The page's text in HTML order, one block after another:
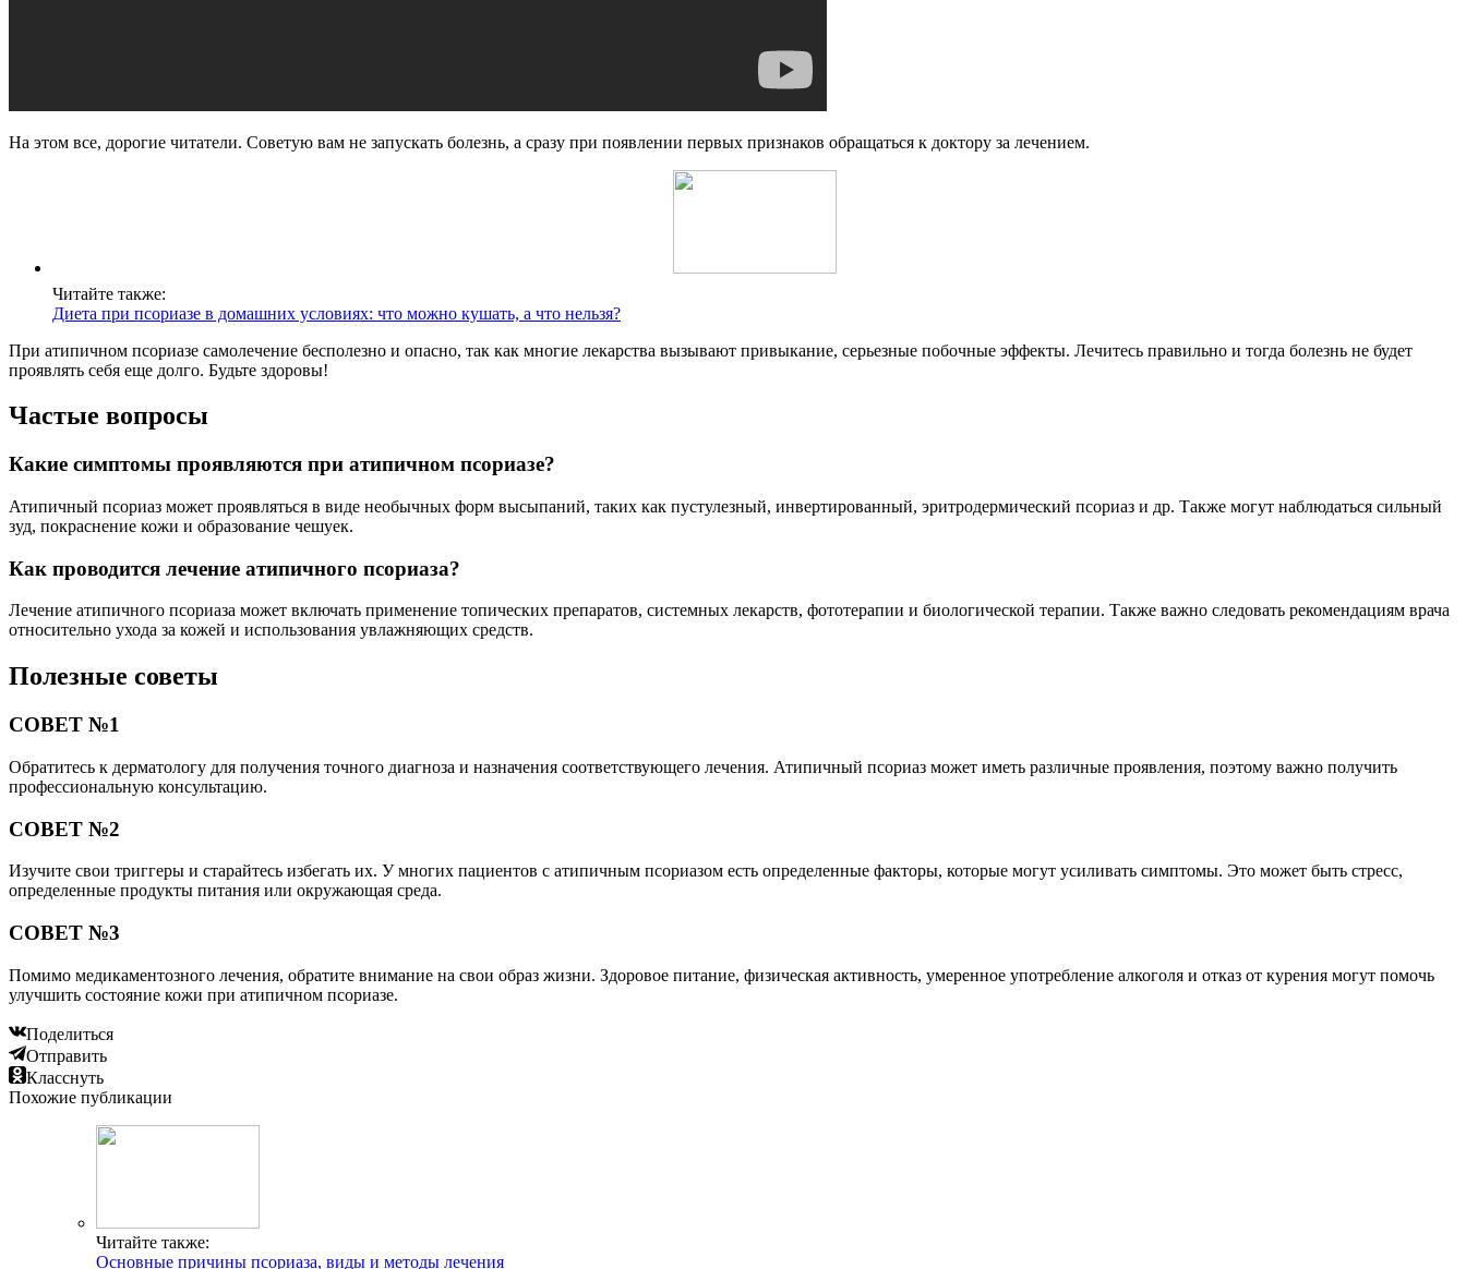
На этом все, дорогие читатели. Советую вам не запускать болезнь, а сразу при появлении первых признаков обращаться к доктору за лечением.
Читайте также:
Диета при псориазе в домашних условиях: что можно кушать, а что нельзя?
При атипичном псориазе самолечение бесполезно и опасно, так как многие лекарства вызывают привыкание, серьезные побочные эффекты. Лечитесь правильно и тогда болезнь не будет
проявлять себя еще долго. Будьте здоровы!
Частые вопросы
Какие симптомы проявляются при атипичном псориазе?
Атипичный псориаз может проявляться в виде необычных форм высыпаний, таких как пустулезный, инвертированный, эритродермический псориаз и др. Также могут наблюдаться сильный
зуд, покраснение кожи и образование чешуек.
Как проводится лечение атипичного псориаза?
Лечение атипичного псориаза может включать применение топических препаратов, системных лекарств, фототерапии и биологической терапии. Также важно следовать рекомендациям врача
относительно ухода за кожей и использования увлажняющих средств.
Полезные советы
СОВЕТ №1
Обратитесь к дерматологу для получения точного диагноза и назначения соответствующего лечения. Атипичный псориаз может иметь различные проявления, поэтому важно получить
профессиональную консультацию.
СОВЕТ №2
Изучите свои триггеры и старайтесь избегать их. У многих пациентов с атипичным псориазом есть определенные факторы, которые могут усиливать симптомы. Это может быть стресс,
определенные продукты питания или окружающая среда.
СОВЕТ №3
Помимо медикаментозного лечения, обратите внимание на свои образ жизни. Здоровое питание, физическая активность, умеренное употребление алкоголя и отказ от курения могут помочь
улучшить состояние кожи при атипичном псориазе.
Поделиться
Отправить
Класснуть
Похожие публикации
Читайте также:
Основные причины псориаза, виды и методы лечения